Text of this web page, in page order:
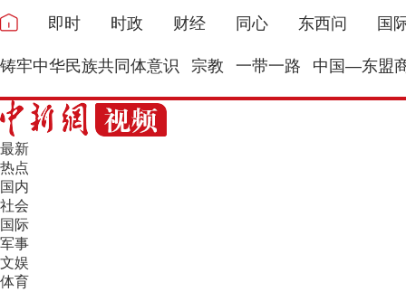
即时 时政 财经 同心 东西问 国
铸牢中华民族共同体意识 宗教 一带一路 中国—东盟
最新
热点
国内
社会
国际
军事
文娱
体育